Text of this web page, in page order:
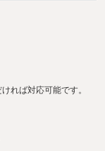
れば対応可能です。